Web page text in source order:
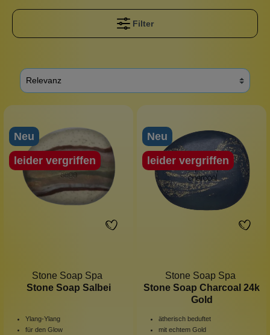
Filter
Neu
leider vergriffen
Stone Soap Spa
Stone Soap Salbei
Ylang-Ylang
für den Glow
Neu
leider vergriffen
Stone Soap Spa
Stone Soap Charcoal 24k
Gold
ätherisch beduftet
mit echtem Gold